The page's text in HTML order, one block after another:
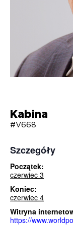
Kabina
#V668
Szczegóły
Początek:
czerwiec 3
Koniec:
czerwiec 4
Witryna
https://